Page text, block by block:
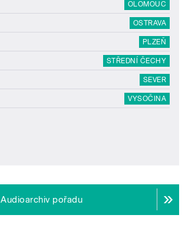
OLOMOUC
OSTRAVA
PLZEŇ
STŘEDNÍ ČECHY
SEVER
VYSOČINA
Audioarchiv pořadu